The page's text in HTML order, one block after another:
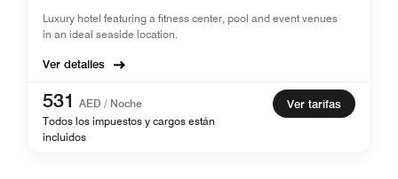
Luxury hotel featuring a fitness center, pool and event venues
in an ideal seaside location.
Ver detalles
531 AED / Noche
Todos los impuestos y cargos están
incluidos
Ver tarifas